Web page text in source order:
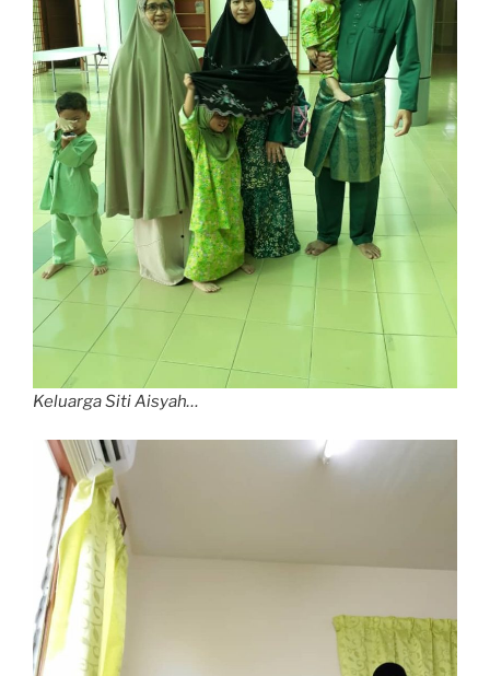
Keluarga Siti Aisyah…